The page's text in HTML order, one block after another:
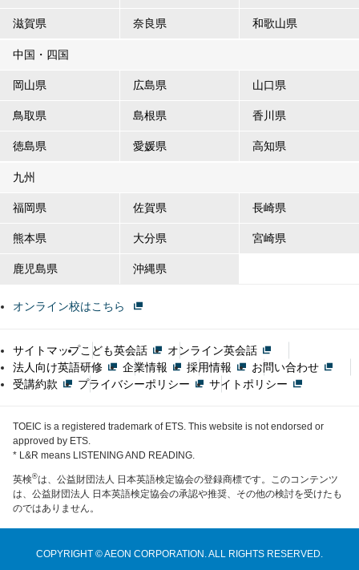
滋賀県 奈良県 和歌山県
中国・四国
岡山県 広島県 山口県
鳥取県 島根県 香川県
徳島県 愛媛県 高知県
九州
福岡県 佐賀県 長崎県
熊本県 大分県 宮崎県
鹿児島県 沖縄県
オンライン校はこちら
サイトマップこども英会話
オンライン英会話
法人向け英語研修
企業情報 採用情報
お問い合わせ
受講約款
プライバシーポリシー サイトポリシー
TOEIC is a registered trademark of ETS. This website is not endorsed or
approved by ETS.
* L&R means LISTENING AND READING.
英検®は、公益財団法人 日本英語検定協会の登録商標です。このコンテンツ
は、公益財団法人 日本英語検定協会の承認や推奨、その他の検討を受けたも
のではありません。
COPYRIGHT © AEON CORPORATION. ALL RIGHTS RESERVED.